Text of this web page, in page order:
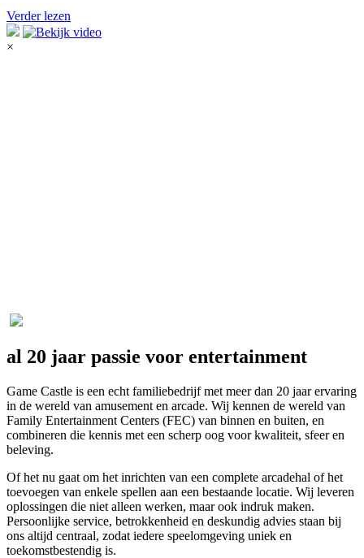
Verder lezen
×
al 20 jaar passie voor entertainment
Game Castle is een echt familiebedrijf met meer dan 20 jaar ervaring
in de wereld van amusement en arcade. Wij kennen de wereld van
Family Entertainment Centers (FEC) van binnen en buiten, en
combineren die kennis met een scherp oog voor kwaliteit, sfeer en
beleving.
Of het nu gaat om het inrichten van een complete arcadehal of het
toevoegen van enkele spellen aan een bestaande locatie. Wij leveren
oplossingen die niet alleen werken, maar ook indruk maken.
Persoonlijke service, betrokkenheid en deskundig advies staan bij
ons altijd centraal, zodat iedere speelomgeving uniek en
toekomstbestendig is.